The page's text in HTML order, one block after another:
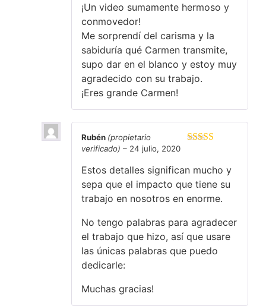
¡Un video sumamente hermoso y
conmovedor!
Me sorprendí del carisma y la
sabiduría qué Carmen transmite,
supo dar en el blanco y estoy muy
agradecido con su trabajo.
¡Eres grande Carmen!
Rubén (propietario
verificado) – 24 julio, 2020
Estos detalles significan mucho y
sepa que el impacto que tiene su
trabajo en nosotros en enorme.
No tengo palabras para agradecer
el trabajo que hizo, así que usare
las únicas palabras que puedo
dedicarle:
Muchas gracias!